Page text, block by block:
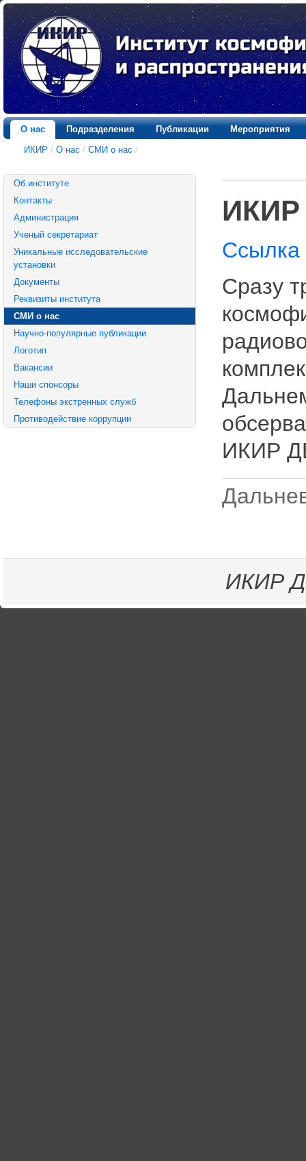
О нас Подразделения Публикации
Мероприятия
ИКИР / О нас / СМИ о нас /
Об институте
Контакты
Администрация
Ученый секретариат
Уникальные исследовательские
установки
Документы
Реквизиты института
СМИ о нас
Научно-популярные публикации
Логотип
Вакансии
Наши спонсоры
Телефоны экстренных служб
Противодействие коррупции
ИКИР
Ссылка
Сразу
ИКИР
ИКИР